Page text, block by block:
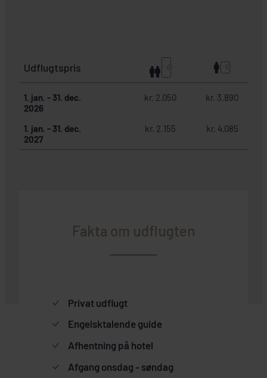
Udflugtspris
1. jan. - 31. dec.
2026
kr. 2.050 kr. 3.890
1. jan. - 31. dec.
2027
kr. 2.155 kr. 4.085
Fakta om udflugten
Privat udflugt
Engelsktalende guide
Afhentning på hotel
Afgang onsdag - søndag